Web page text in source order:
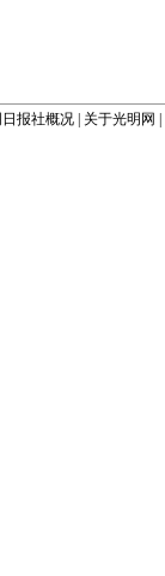
报社概况 关于光明网